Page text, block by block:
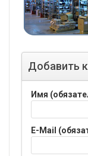
Добавить
Имя
E-Mail